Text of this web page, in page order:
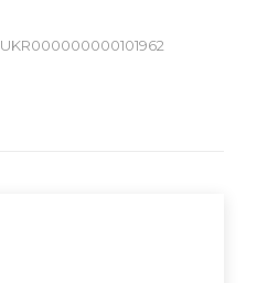
UKR000000000101962